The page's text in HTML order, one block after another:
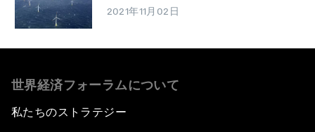
2021年11月02日
世界経済フォーラムについて
私たちのストラテジー